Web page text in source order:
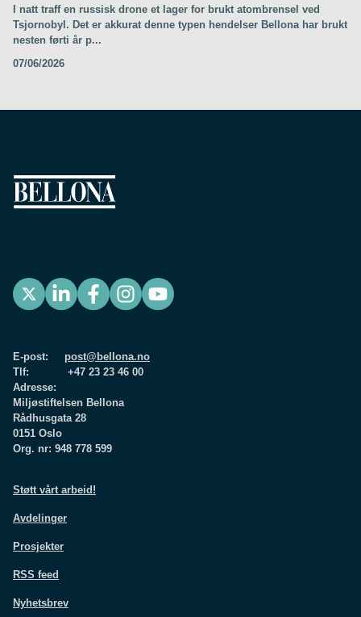
I natt traff en russisk drone et lager for brukt atombrensel ved
Tsjornobyl. Det er akkurat denne typen hendelser Bellona har brukt
nesten førti år p...
07/06/2026
E-post: post@bellona.no
Tlf: +47 23 23 46 00
Adresse:
Miljøstiftelsen Bellona
Rådhusgata 28
0151 Oslo
Org. nr: 948 778 599
Støtt vårt arbeid!
Avdelinger
Prosjekter
RSS feed
Nyhetsbrev